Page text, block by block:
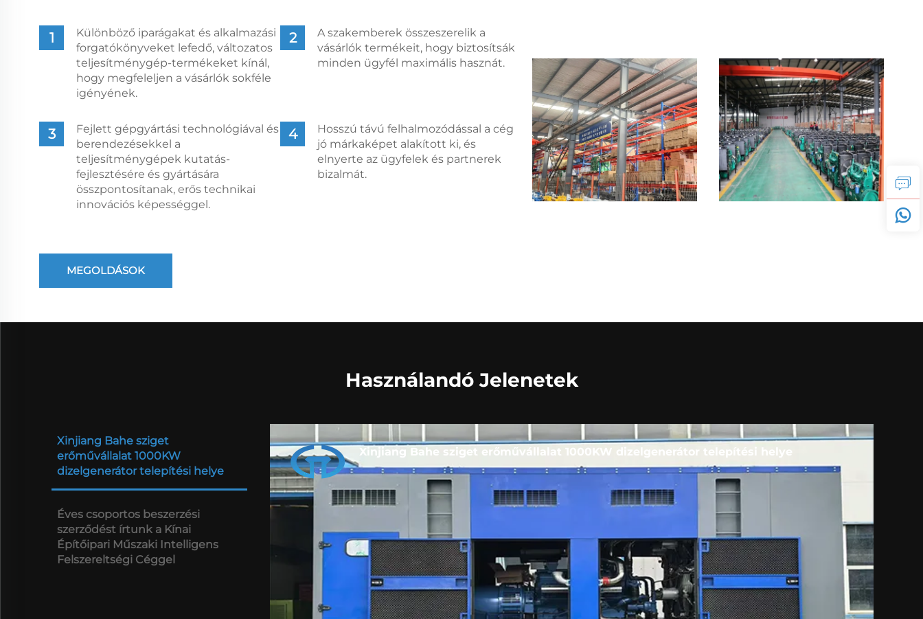
Különböző iparágakat és alkalmazási
forgatókönyveket lefedő, változatos
teljesítménygép-termékeket kínál,
hogy megfeleljen a vásárlók sokféle
igényének.
A szakemberek összeszerelik a
vásárlók termékeit, hogy biztosítsák
minden ügyfél maximális hasznát.
Fejlett gépgyártási technológiával és
berendezésekkel a
teljesítménygépek kutatás-
fejlesztésére és gyártására
összpontosítanak, erős technikai
innovációs képességgel.
Hosszú távú felhalmozódással a cég
jó márkaképet alakított ki, és
elnyerte az ügyfelek és partnerek
bizalmát.
MEGOLDÁSOK
Használandó Jelenetek
Xinjiang Bahe sziget
erőművállalat 1000KW
dizelgenerátor telepítési helye
Éves csoportos beszerzési
szerződést írtunk a Kínai
Építőipari Műszaki Intelligens
Felszereltségi Céggel
Xinjiang Bahe sziget erőművállalat 1000KW dizelgenerátor telepítési helye